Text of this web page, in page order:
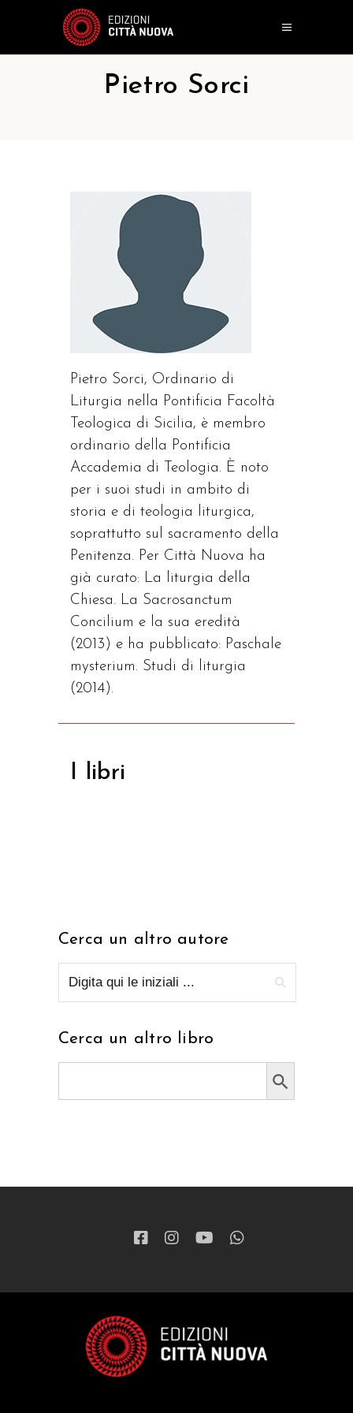
Pietro Sorci
Pietro Sorci, Ordinario di
Liturgia nella Pontificia Facoltà
Teologica di Sicilia, è membro
ordinario della Pontificia
Accademia di Teologia. È noto
per i suoi studi in ambito di
storia e di teologia liturgica,
soprattutto sul sacramento della
Penitenza. Per Città Nuova ha
già curato: La liturgia della
Chiesa. La Sacrosanctum
Concilium e la sua eredità
(2013) e ha pubblicato: Paschale
mysterium. Studi di liturgia
(2014).
I libri
Cerca un altro autore
Cerca un altro libro
Search Button